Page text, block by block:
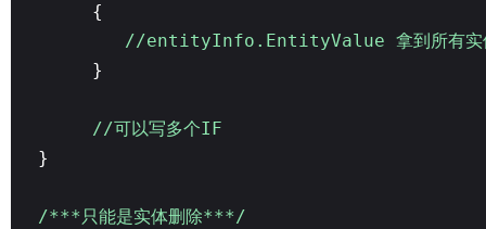
{
//entityInfo.EntityValue 拿到所有实
}
//可以写多个IF
}
/***只能是实体删除***/